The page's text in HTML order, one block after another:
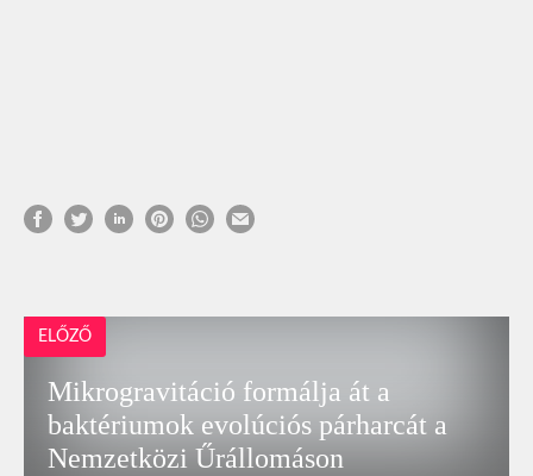
ELŐZŐ
Mikrogravitáció formálja át a
baktériumok evolúciós párharcát a
Nemzetközi Űrállomáson